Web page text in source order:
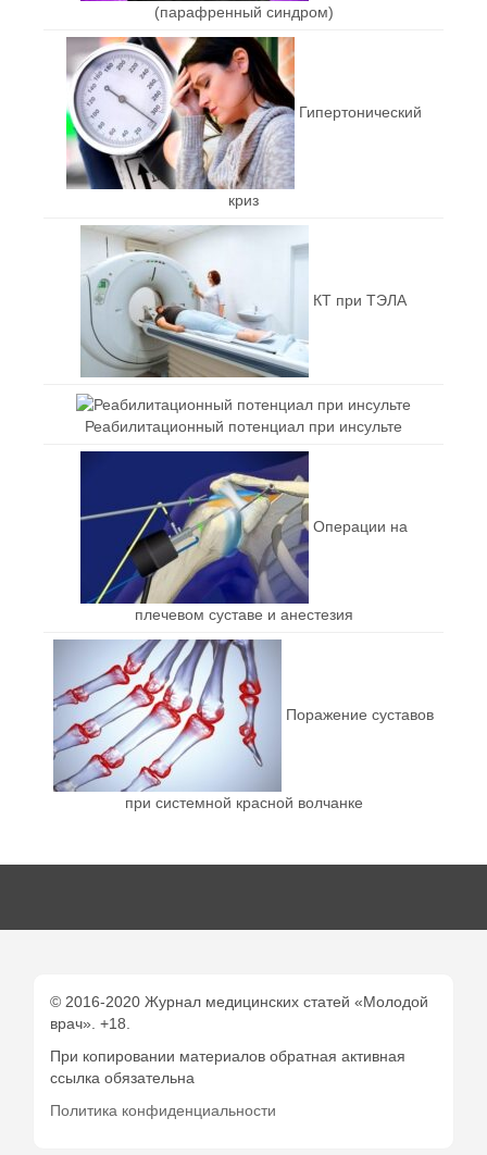
(парафренный синдром)
Гипертонический
криз
КТ при ТЭЛА
Реабилитационный потенциал при инсульте
Операции на
плечевом суставе и анестезия
Поражение суставов
при системной красной волчанке
© 2016-2020 Журнал медицинских статей «Молодой
врач». +18.
При копировании материалов обратная активная
ссылка обязательна
Политика конфиденциальности